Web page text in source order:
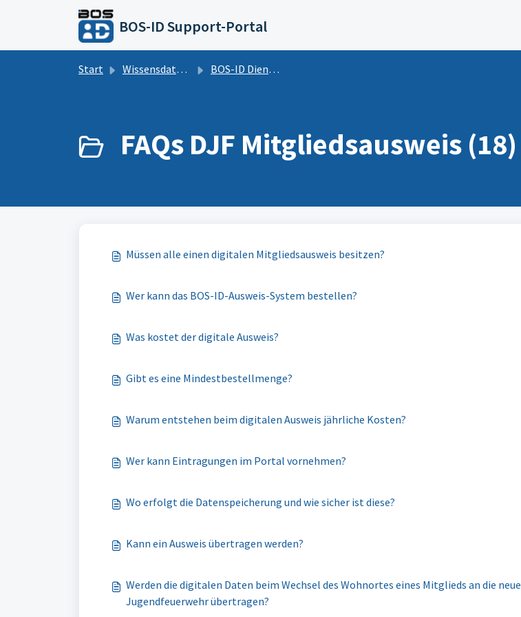
Zum hauptsächlichen Inhalt gehen
BOS-ID Support-Portal
Start Wissensdatenbank BOS-ID Dienstausweis
FAQs DJF Mitgliedsausweis (18)
Müssen alle einen digitalen Mitgliedsausweis besitzen?
Wer kann das BOS-ID-Ausweis-System bestellen?
Was kostet der digitale Ausweis?
Gibt es eine Mindestbestellmenge?
Warum entstehen beim digitalen Ausweis jährliche Kosten?
Wer kann Eintragungen im Portal vornehmen?
Wo erfolgt die Datenspeicherung und wie sicher ist diese?
Kann ein Ausweis übertragen werden?
Werden die digitalen Daten beim Wechsel des Wohnortes eines Mitglieds an die neue
Jugendfeuerwehr übertragen?